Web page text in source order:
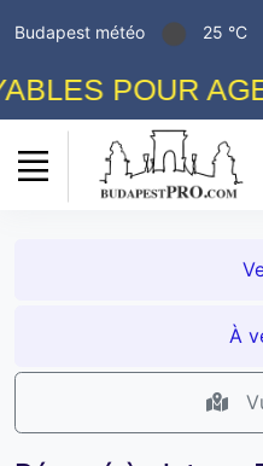
Budapest météo 25 °C
POUR
À